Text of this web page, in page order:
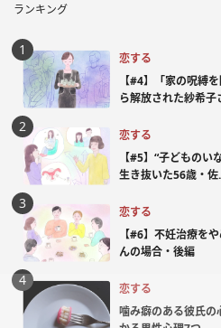
ランキング
恋する
【#4】「家の呪縛
ら解放された紗希子
恋する
【#5】“子どもの
生き抜いた56歳・佐
恋する
【#6】不妊治療を
んの場合・後編
恋する
噛み癖のある彼氏の